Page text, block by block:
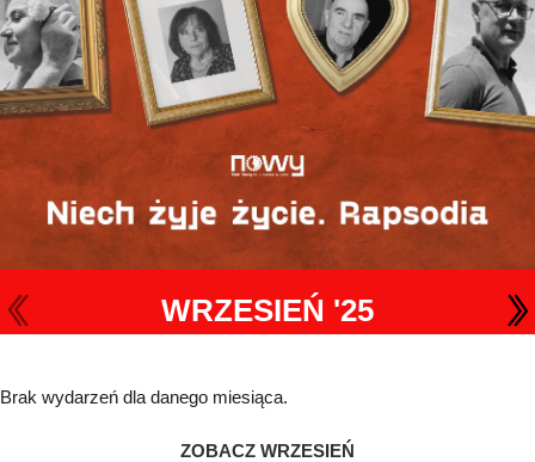
WRZESIEŃ '25
Brak wydarzeń dla danego miesiąca.
ZOBACZ WRZESIEŃ